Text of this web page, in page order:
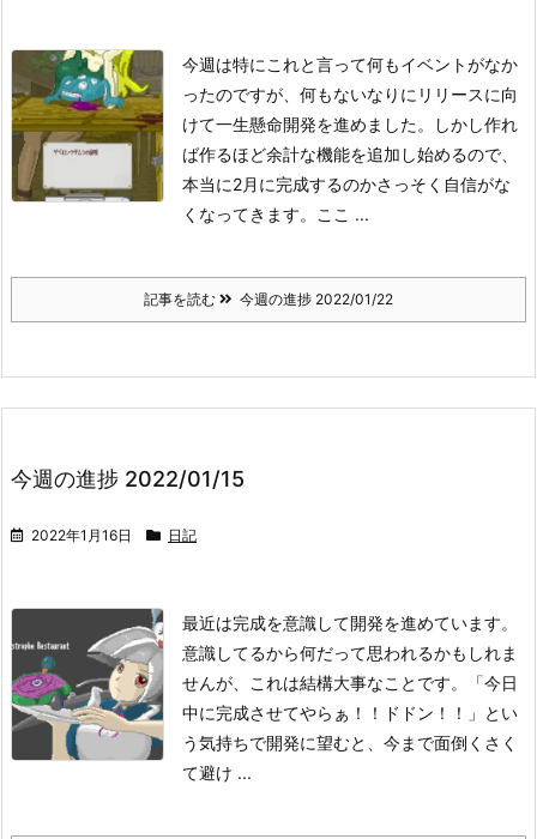
今週は特にこれと言って何もイベントがなか
ったのですが、何もないなりにリリースに向
けて一生懸命開発を進めました。しかし作れ
ば作るほど余計な機能を追加し始めるので、
本当に2月に完成するのかさっそく自信がな
くなってきます。
ここ ...
記事を読む 今週の進捗 2022/01/22
今週の進捗 2022/01/15
2022年1月16日 日記
最近は完成を意識して開発を進めています。
意識してるから何だって思われるかもしれま
せんが、これは結構大事なことです。
「今日
中に完成させてやらぁ！！ドドン！！」 とい
う気持ちで開発に望むと、今まで面倒くさく
て避け ...